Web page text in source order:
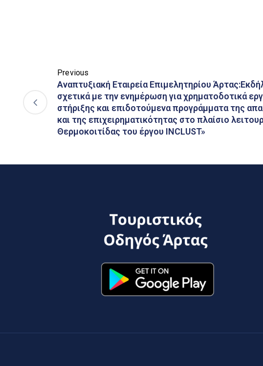
Previous
Αναπτυξιακή Εταιρεία Επιμελητηρίου
σχετικά με την ενημέρωση για χρηματοδοτικά
στήριξης και επιδοτούμενα προγράμματα της
και της επιχειρηματικότητας στο πλαίσιο
Θερμοκοιτίδας του έργου INCLUST»